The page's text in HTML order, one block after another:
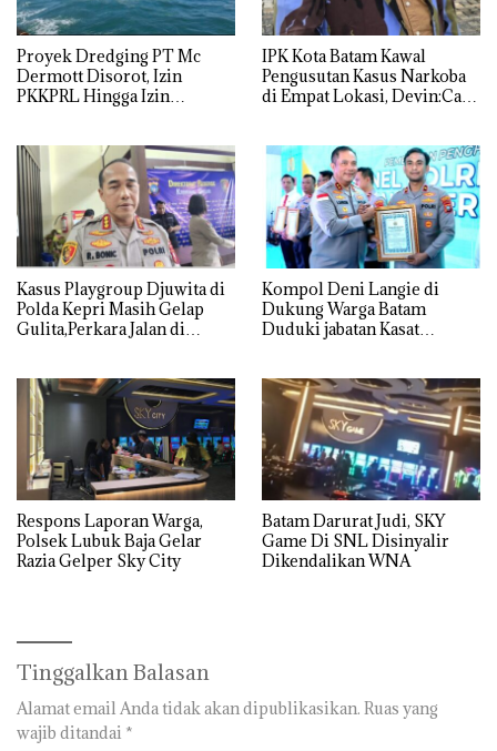
Proyek Dredging PT Mc
Dermott Disorot, Izin
PKKPRL Hingga Izin
IPK Kota Batam Kawal
Pengusutan Kasus Narkoba
di Empat Lokasi, Devin:Cari
Kasus Playgroup Djuwita di
Polda Kepri Masih Gelap
Gulita,Perkara Jalan di
Kompol Deni Langie di
Dukung Warga Batam
Duduki jabatan Kasat
Respons Laporan Warga,
Polsek Lubuk Baja Gelar
Razia Gelper Sky City
Batam Darurat Judi, SKY
Game Di SNL Disinyalir
Dikendalikan WNA
Tinggalkan Balasan
Alamat email Anda tidak akan dipublikasikan. Ruas yang
wajib ditandai *